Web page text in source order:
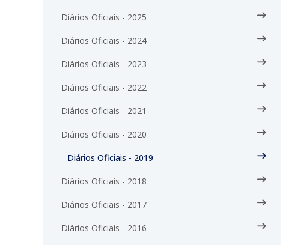
Diários Oficiais - 2025
Diários Oficiais - 2024
Diários Oficiais - 2023
Diários Oficiais - 2022
Diários Oficiais - 2021
Diários Oficiais - 2020
Diários Oficiais - 2019
Diários Oficiais - 2018
Diários Oficiais - 2017
Diários Oficiais - 2016